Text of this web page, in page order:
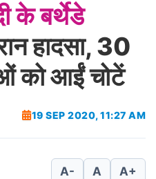
केबर्थेडे
हादसा, 30
को आईं चोटें
19 SEP 2020, 11:27 AM
A- A A+